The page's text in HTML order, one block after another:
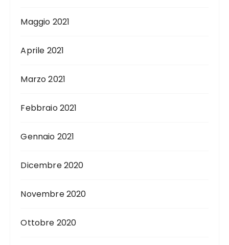
Maggio 2021
Aprile 2021
Marzo 2021
Febbraio 2021
Gennaio 2021
Dicembre 2020
Novembre 2020
Ottobre 2020